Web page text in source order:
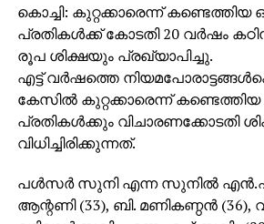
കൊച്ചി: കുറ്റക്കാരെന്ന്
പ്രതികള്‍ക്ക് കോടതി 20 വര്‍ഷം
രൂപ ശിക്ഷയും പ്രഖ്യാപിച്ചു.
എട്ട് വര്‍ഷത്തെ
കേസില്‍ കുറ്റക്കാരെന്ന്
പ്രതികള്‍ക്കും വിചാരണക്കോടതി
വിധിച്ചിരിക്കുന്നത്.
പള്‍സര്‍ സുനി എന്ന സുനില്‍ എന്‍.എസ്.
ആന്റണി (33), ബി. മണികണ്ഠന്‍ (36),